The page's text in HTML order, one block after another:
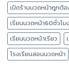
เปิดร้านนวดหน้าถูกต้
เรียนนวดหน้า60ชั่วโมง
เรียนนวดหน้าเรียว
โรงเรียนสอนนวดหน้า